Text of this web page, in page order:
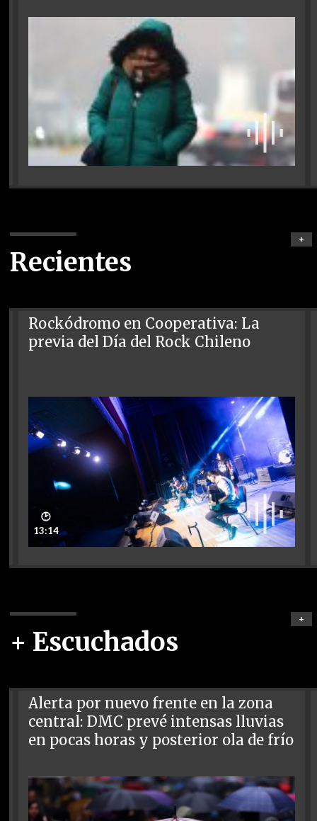
Recientes
+
Rockódromo en Cooperativa: La
previa del Día del Rock Chileno
🕑
13:14
+ Escuchados
+
Alerta por nuevo frente en la zona
central: DMC prevé intensas lluvias
en pocas horas y posterior ola de frío